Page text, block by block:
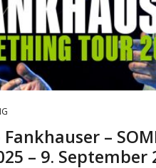
–
– 9. September